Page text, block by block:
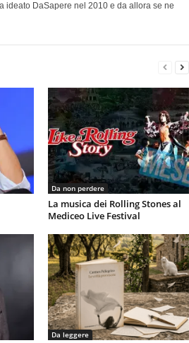
ideato DaSapere nel 2010 e da allora se ne
Da non perdere
La musica dei Rolling Stones al
Mediceo Live Festival
Da leggere